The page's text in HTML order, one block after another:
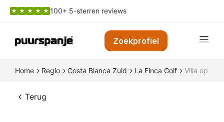
100+ 5-sterren reviews
Zoekprofiel
Home Regio Costa Blanca Zuid La Finca Golf Villa op La
Terug